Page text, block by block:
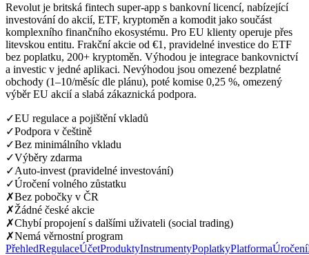
Revolut je britská fintech super-app s bankovní licencí, nabízející
investování do akcií, ETF, kryptoměn a komodit jako součást
komplexního finančního ekosystému. Pro EU klienty operuje přes
litevskou entitu. Frakční akcie od €1, pravidelné investice do ETF
bez poplatku, 200+ kryptoměn. Výhodou je integrace bankovnictví
a investic v jedné aplikaci. Nevýhodou jsou omezené bezplatné
obchody (1–10/měsíc dle plánu), poté komise 0,25 %, omezený
výběr EU akcií a slabá zákaznická podpora.
✓EU regulace a pojištění vkladů
✓Podpora v češtině
✓Bez minimálního vkladu
✓Výběry zdarma
✓Auto-invest (pravidelné investování)
✓Úročení volného zůstatku
✗Bez pobočky v ČR
✗Žádné české akcie
✗Chybí propojení s dalšími uživateli (social trading)
✗Nemá věrnostní program
PřehledRegulaceÚčetProduktyInstrumentyPoplatkyPlatformaÚročení